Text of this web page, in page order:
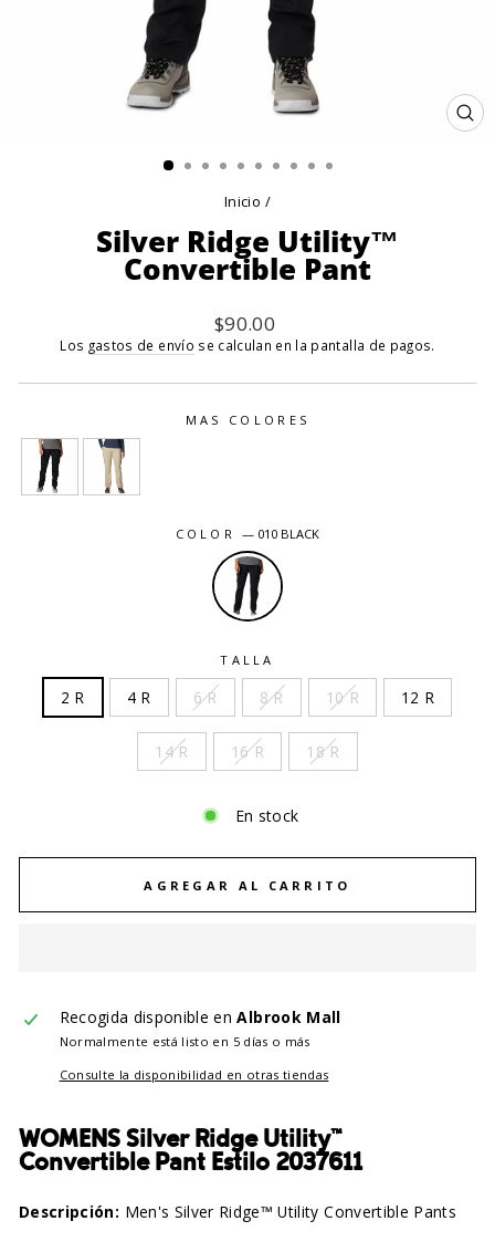
Inicio /
Silver Ridge Utility™
Convertible Pant
Precio
habitual
$90.00
Los gastos de envío se calculan en la pantalla de pagos.
MAS COLORES
COLOR— 010 BLACK
TALLA
2 R 4 R 6 R 8 R 10 R 12 R
14 R 16 R 18 R
En stock
AGREGAR AL CARRITO
Recogida disponible enAlbrook Mall
Normalmente está listo en 5 días o más
Consulte la disponibilidad en otras tiendas
WOMENS Silver Ridge Utility™
Convertible Pant Estilo 2037611
Descripción: Men's Silver Ridge™ Utility Convertible Pants